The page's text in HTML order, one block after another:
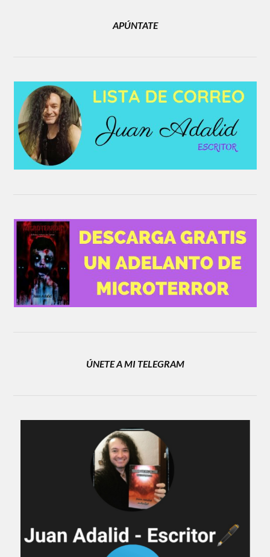
APÚNTATE
ÚNETE A MI TELEGRAM